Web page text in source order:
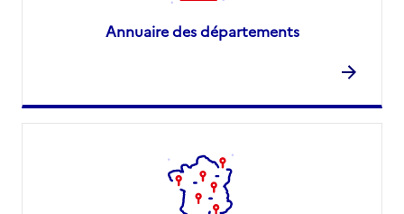
Annuaire des départements